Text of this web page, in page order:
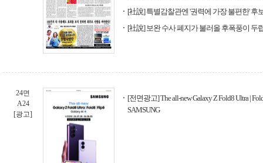
[社說] 특별감찰관엔 '권력에 가장 불편한' 후
[社說] 보완 수사 폐지가 불러올 후폭풍이 두
24면
A24
[광고]
[전면광고] The all-new Galaxy Z Fold8 Ultra |
SAMSUNG